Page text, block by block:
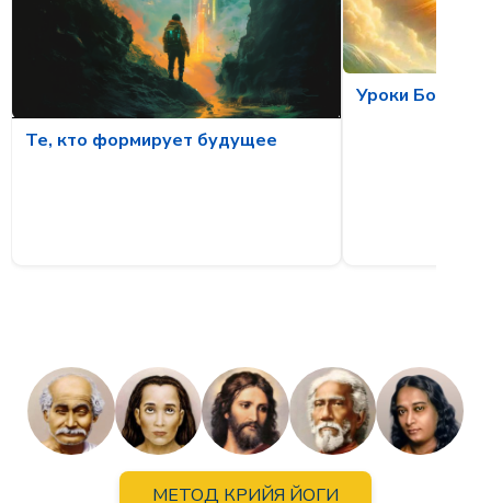
Те, кто формирует будущее
Уроки
МЕТОД КРИЙЯ ЙОГИ